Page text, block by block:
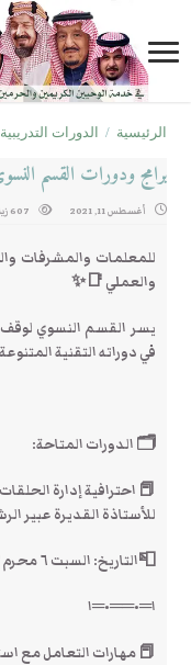
الرئيسية / الدورات التدريبية
برامج ودورات القسم
أغسطس 11, 2021 607 زيارة
للمعلمات والمشرفات
والعملي 📑✨
يسر القسم النسوي
في دوراته التقنية المتنوعة
🗂 الدورات المتاحة:
📕 احترافية إدارة
للأستاذة القديرة عبير
📮التاريخ: السبت ٦ محرم ١٤٤٣
ا═•══•═ا
📕 مهارات التعامل مع